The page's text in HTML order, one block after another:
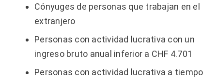
Cónyuges de personas que trabajan en el
extranjero
Personas con actividad lucrativa con un
ingreso bruto anual inferior a CHF 4.701
Personas con actividad lucrativa a tiempo